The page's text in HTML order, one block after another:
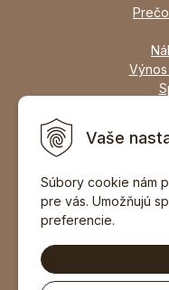
Vaše
Súbory cookie nám
pre vás. Umožňujú
preferencie.
Zariadime